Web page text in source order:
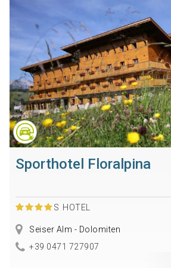
Sporthotel Floralpina
S HOTEL
Seiser Alm - Dolomiten
+39 0471 727907